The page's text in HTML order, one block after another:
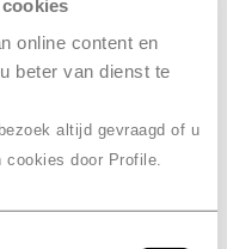
online content en
beter van dienst te
altijd gevraagd of u
door Profile.